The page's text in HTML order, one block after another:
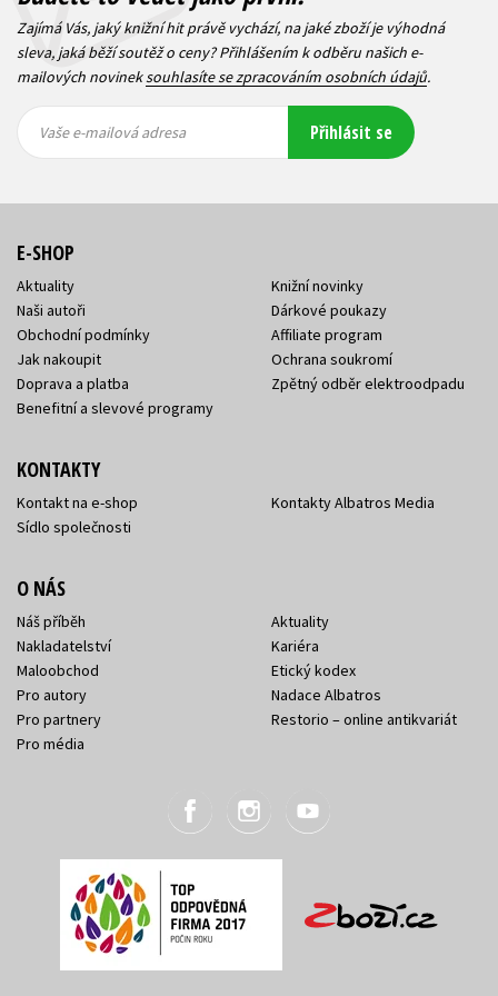
Zajímá Vás, jaký knižní hit právě vychází, na jaké zboží je výhodná
sleva, jaká běží soutěž o ceny? Přihlášením k odběru našich e-
mailových novineksouhlasíte se zpracováním osobních údajů.
mailová
mailová
Vaše e-mailová adresa Přihlásit se
E-SHOP
Aktuality
Naši autoři
Obchodní podmínky
Jak nakoupit
Doprava a platba
Benefitní a slevové programy
Knižní novinky
Dárkové poukazy
Affiliate program
Ochrana soukromí
Zpětný odběr elektroodpadu
KONTAKTY
Kontakt na e-shop
Sídlo společnosti
Kontakty Albatros Media
O NÁS
Náš příběh
Nakladatelství
Maloobchod
Pro autory
Pro partnery
Pro média
Aktuality
Kariéra
Etický kodex
Nadace Albatros
Restorio – online antikvariát